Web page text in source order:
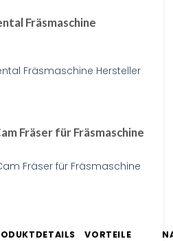
Fräsmaschine
Fräser für Fräsmaschine
VORTEILE